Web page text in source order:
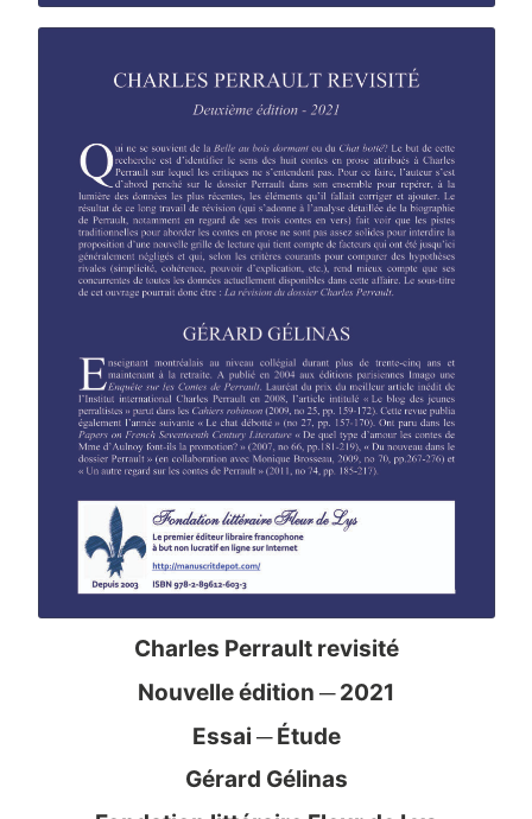
Charles Perrault revisité
Nouvelle édition ─ 2021
Essai ─ Étude
Gérard Gélinas